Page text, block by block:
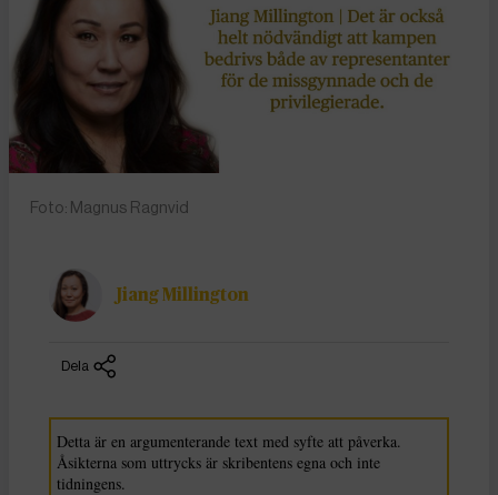
Foto: Magnus Ragnvid
Jiang Millington
Dela
Detta är en argumenterande text med syfte att påverka.
Åsikterna som uttrycks är skribentens egna och inte
tidningens.